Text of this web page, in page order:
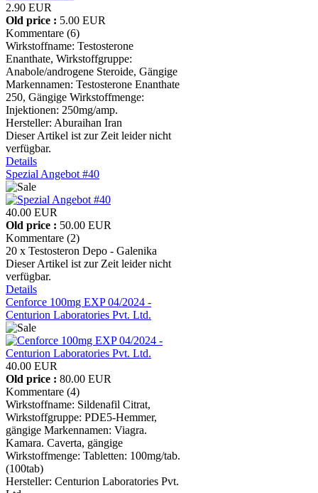
2.90 EUR
Old price : 5.00 EUR
Kommentare (6)
Wirkstoffname: Testosterone
Enanthate, Wirkstoffgruppe:
Anabole/androgene Steroide, Gängige
Markennamen: Testosterone Enanthate
250, Gängige Wirkstoffmenge:
Injektionen: 250mg/amp.
Hersteller: Aburaihan Iran
Dieser Artikel ist zur Zeit leider nicht
verfügbar.
Details
Spezial Angebot #40
40.00 EUR
Old price : 50.00 EUR
Kommentare (2)
20 x Testosteron Depo - Galenika
Dieser Artikel ist zur Zeit leider nicht
verfügbar.
Details
Cenforce 100mg EXP 04/2024 -
Centurion Laboratories Pvt. Ltd.
40.00 EUR
Old price : 80.00 EUR
Kommentare (4)
Wirkstoffname: Sildenafil Citrat,
Wirkstoffgruppe: PDE5-Hemmer,
gängige Markennamen: Viagra.
Kamara. Caverta, gängige
Wirkstoffmenge: Tabletten: 100mg/tab.
(100tab)
Hersteller: Centurion Laboratories Pvt.